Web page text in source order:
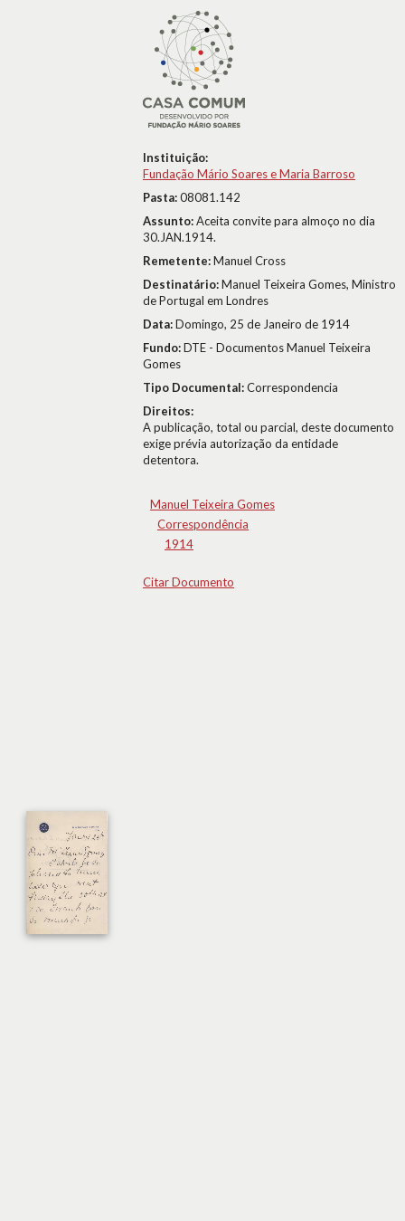
Instituição:
Fundação Mário Soares e Maria Barroso
Pasta:08081.142
Assunto:Aceita convite para almoço no dia
30.JAN.1914.
Remetente:Manuel Cross
Destinatário:Manuel Teixeira Gomes, Ministro
de Portugal em Londres
Data:Domingo, 25 de Janeiro de 1914
Fundo:DTE - Documentos Manuel Teixeira
Gomes
Tipo Documental:Correspondencia
Direitos:
A publicação, total ou parcial, deste documento
exige prévia autorização da entidade
detentora.
Manuel Teixeira Gomes
Correspondência
1914
Citar Documento